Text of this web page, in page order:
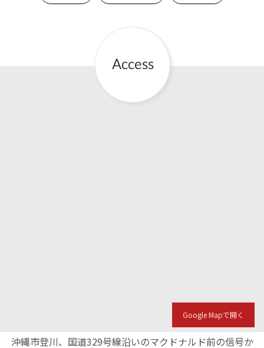
Google Mapで開く
沖縄市登川、国道329号線沿いのマクドナルド前の信号か